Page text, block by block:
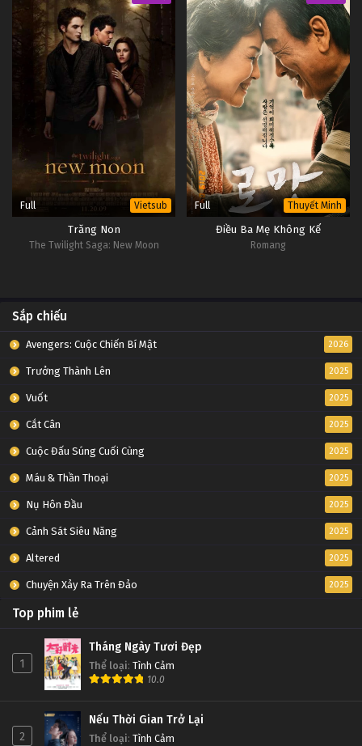
Full Vietsub
Trăng Non
The Twilight Saga: New Moon
Full Thuyết Minh
Điều Ba Mẹ Không Kể
Romang
Sắp chiếu
Avengers: Cuộc Chiến Bí Mật 2026
Trưởng Thành Lên 2025
Vuốt 2025
Cắt Cân 2025
Cuộc Đấu Súng Cuối Cùng 2025
Máu & Thần Thoại 2025
Nụ Hôn Đầu 2025
Cảnh Sát Siêu Năng 2025
Altered 2025
Chuyện Xảy Ra Trên Đảo 2025
Top phim lẻ
1
Tháng Ngày Tươi Đẹp
Thể loại: Tình Cảm
10.0
2
Nếu Thời Gian Trở Lại
Thể loại: Tình Cảm